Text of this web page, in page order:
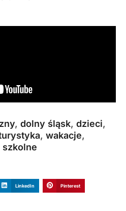
, dolny śląsk, dzieci,
, wakacje,
LinkedIn Pinterest